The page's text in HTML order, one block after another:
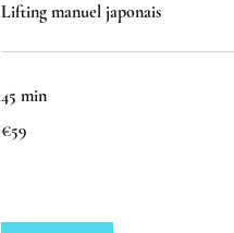
Lifting manuel japonais
45 min
euros
€59